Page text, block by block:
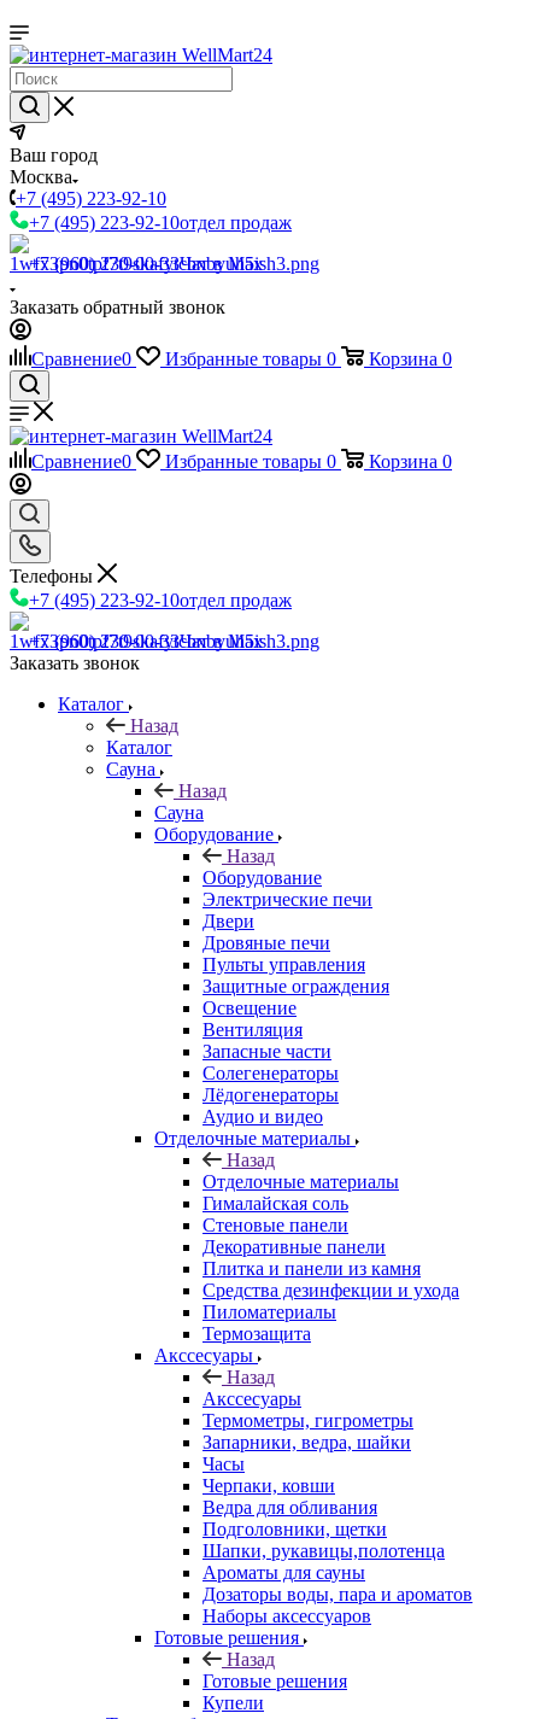
Ваш город
Москва
+7 (495) 223-92-10
+7 (495) 223-92-10отдел продаж
+7 (960) 230-00-33Чат в Max
Заказать обратный звонок
Сравнение0 Избранные товары 0 Корзина 0
Сравнение0 Избранные товары 0 Корзина 0
Телефоны
+7 (495) 223-92-10отдел продаж
+7 (960) 230-00-33Чат в Max
Заказать звонок
Каталог
Назад
Каталог
Сауна
Назад
Сауна
Оборудование
Назад
Оборудование
Электрические печи
Двери
Дровяные печи
Пульты управления
Защитные ограждения
Освещение
Вентиляция
Запасные части
Солегенераторы
Лёдогенераторы
Аудио и видео
Отделочные материалы
Назад
Отделочные материалы
Гималайская соль
Стеновые панели
Декоративные панели
Плитка и панели из камня
Средства дезинфекции и ухода
Пиломатериалы
Термозащита
Аксcесуары
Назад
Аксcесуары
Термометры, гигрометры
Запарники, ведра, шайки
Часы
Черпаки, ковши
Ведра для обливания
Подголовники, щетки
Шапки, рукавицы,полотенца
Ароматы для сауны
Дозаторы воды, пара и ароматов
Наборы аксессуаров
Готовые решения
Назад
Готовые решения
Купели